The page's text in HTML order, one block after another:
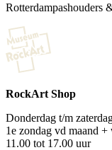
Rotterdampashouders
RockArt Shop
Donderdag t/m
1e zondag vd maand
11.00 tot 17.00 uur